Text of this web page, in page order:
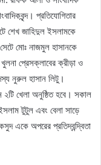
প্রতিযোগিতার
শেখ জাহিদুল ইসলামকে
মোঃ নাজমুল হাসানকে
প্রেসক্লাবের ক্রীড়া ও
নুরুল হাসান লিটু।
২টি খেলা অনুষ্ঠিত হবে। সকাল
টুটুল এবং বেলা সাড়ে
একে অপরের প্রতিদ্বন্দ্বিতা